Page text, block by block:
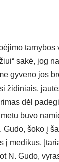
tarnybos
sakė, jog
gyveno jos
židiniais,
dėl
buvo
Gudo, šoko į
į medikus.
N. Gudo,